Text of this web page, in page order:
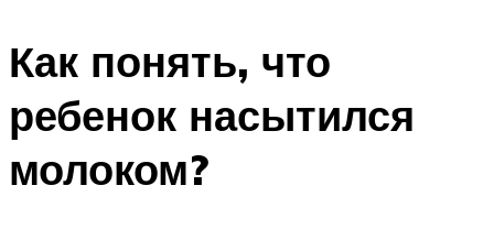
Как понять, что
ребенок насытился
молоком?